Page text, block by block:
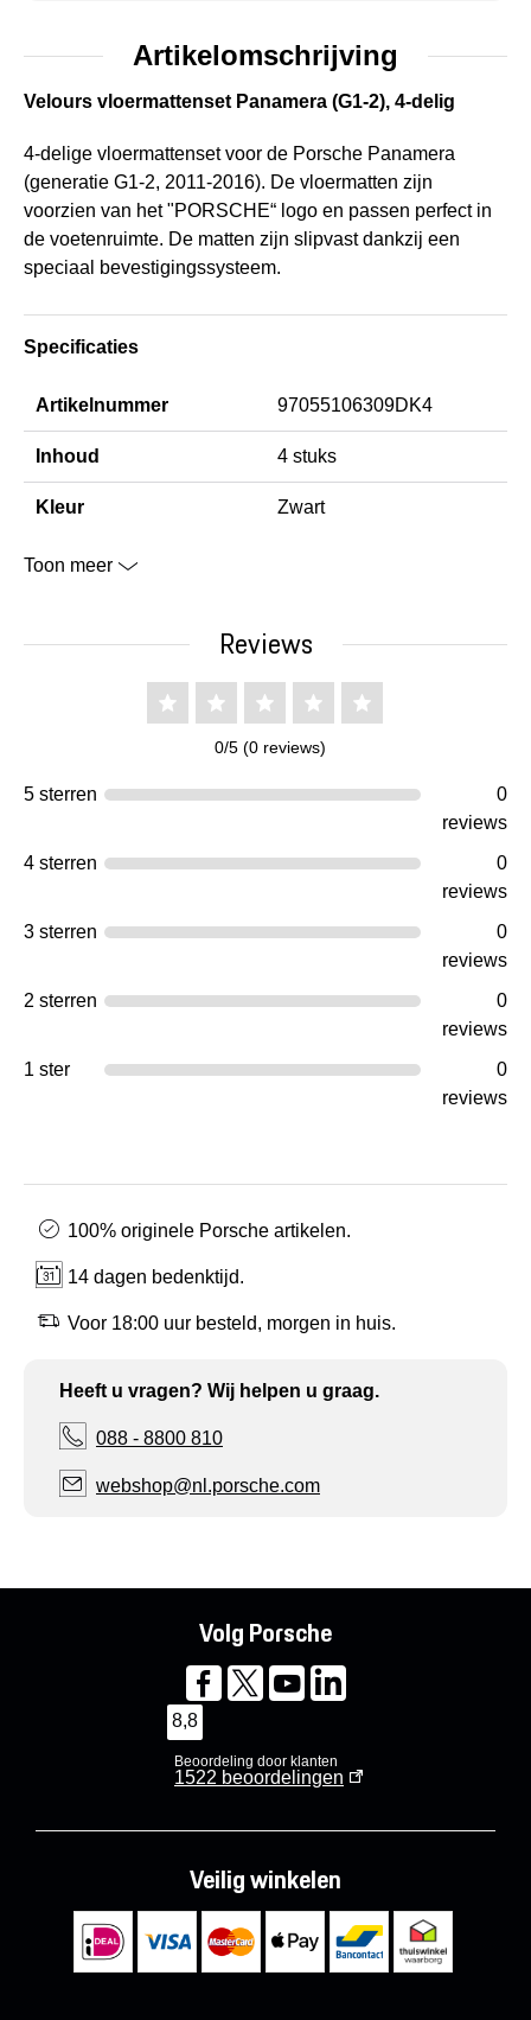
Artikelomschrijving
Velours vloermattenset Panamera (G1-2), 4-delig
4-delige vloermattenset voor de Porsche Panamera
(generatie G1-2, 2011-2016). De vloermatten zijn
voorzien van het "PORSCHE“ logo en passen perfect in
de voetenruimte. De matten zijn slipvast dankzij een
speciaal bevestigingssysteem.
Specificaties
Artikelnummer 97055106309DK4
Inhoud 4 stuks
Kleur Zwart
Toon meer
Reviews
0/5 (0 reviews)
5 sterren
0
reviews
4 sterren
0
reviews
3 sterren
0
reviews
2 sterren
0
reviews
1 ster
0
reviews
100% originele Porsche artikelen.
14 dagen bedenktijd.
Voor 18:00 uur besteld, morgen in huis.
Heeft u vragen? Wij helpen u graag.
088 - 8800 810
webshop@nl.porsche.com
Volg Porsche
8,8
Beoordeling door klanten
1522 beoordelingen
Veilig winkelen